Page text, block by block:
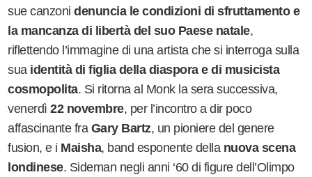
sue canzonidenuncia le condizioni di sfruttamento e
la mancanza di libertà del suo Paese natale,
riflettendo l ’immagine di una artista che si interroga sulla
sua identità di figlia della diaspora e di musicista
cosmopolita. Si ritorna al Monk la sera successiva,
venerdì22 novembre, per l ’incontro a dir poco
affascinante fra Gary Bartz, un pioniere del genere
fusion, e i Maisha, band esponente della nuova scena
londinese. Sideman negli anni ‘60 di figure dell ’Olimpo